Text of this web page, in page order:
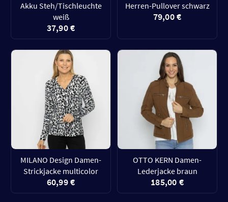
Akku Steh/Tischleuchte
weiß
37,90 €
Herren-Pullover schwarz
79,00 €
MILANO Design Damen-
Strickjacke multicolor
60,99 €
OTTO KERN Damen-
Lederjacke braun
185,00 €